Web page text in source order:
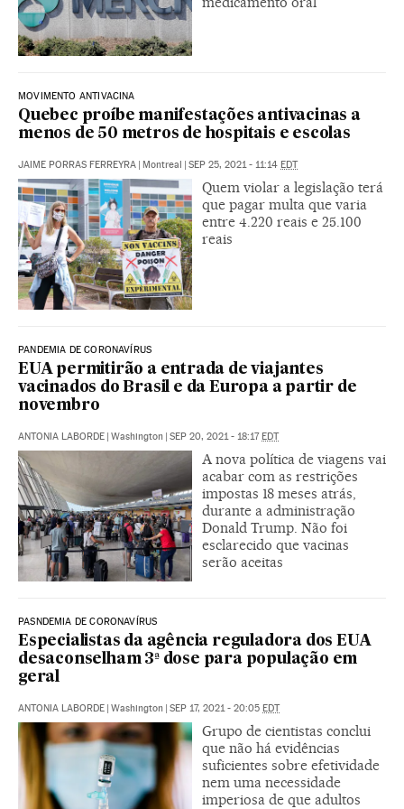
MOVIMENTO ANTIVACINA
Quebec proíbe manifestações antivacinas a
menos de 50 metros de hospitais e escolas
JAIME PORRAS FERREYRA | Montreal | SEP 25, 2021 - 11:14 EDT
Quem violar a legislação terá
que pagar multa que varia
entre 4.220 reais e 25.100
reais
PANDEMIA DE CORONAVÍRUS
EUA permitirão a entrada de viajantes
vacinados do Brasil e da Europa a partir de
novembro
ANTONIA LABORDE | Washington | SEP 20, 2021 - 18:17EDT
A nova política de viagens vai
acabar com as restrições
impostas 18 meses atrás,
durante a administração
Donald Trump. Não foi
esclarecido que vacinas
serão aceitas
PASNDEMIA DE CORONAVÍRUS
Especialistas da agência reguladora dos EUA
desaconselham 3ª dose para população em
geral
ANTONIA LABORDE | Washington | SEP 17, 2021 - 20:05 EDT
Grupo de cientistas conclui
que não há evidências
suficientes sobre efetividade
nem uma necessidade
imperiosa de que adultos